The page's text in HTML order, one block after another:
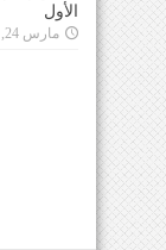
الأول
مارس 24, 2021